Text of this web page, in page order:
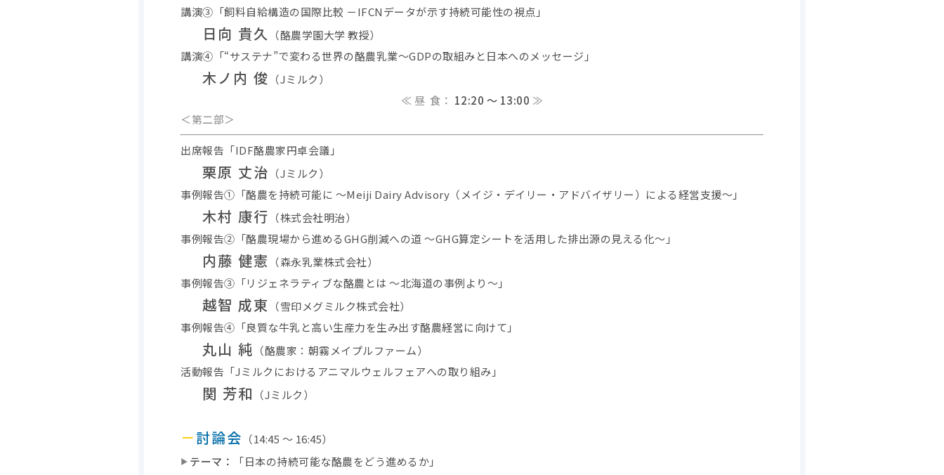
講演③「飼料自給構造の国際比較 －IFCNデータが示す持続可能性の視点」
日向 貴久 （酪農学園大学 教授）
講演④「“サステナ”で変わる世界の酪農乳業～GDPの取組みと日本へのメッセージ」
木ノ内 俊 （Jミルク）
≪ 昼 食： 12:20 ～ 13:00 ≫
＜第二部＞
出席報告「IDF酪農家円卓会議」
栗原 丈治 （Jミルク）
事例報告①「酪農を持続可能に ～Meiji Dairy Advisory（メイジ・デイリー・アドバイザリー）による経営支援～」
木村 康行 （株式会社明治）
事例報告②「酪農現場から進めるGHG削減への道 ～GHG算定シートを活用した排出源の見える化～」
内藤 健憲
（森永乳業株式会社）
事例報告③「リジェネラティブな酪農とは ～北海道の事例より～」
越智 成東
（雪印メグミルク株式会社）
事例報告④「良質な牛乳と高い生産力を生み出す酪農経営に向けて」
丸山 純 （酪農家：朝霧メイプルファーム）
活動報告「Jミルクにおけるアニマルウェルフェアへの取り組み」
関 芳和 （Jミルク）
－討論会 （14:45 ～ 16:45）
▶ テーマ： 「日本の持続可能な酪農をどう進めるか」